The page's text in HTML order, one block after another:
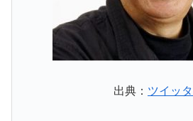
出典： ツイッ